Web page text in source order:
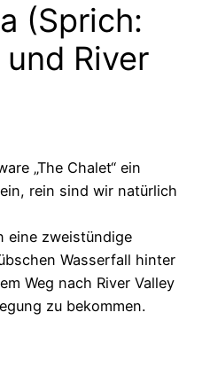
(Sprich:
River
„The Chalet“ ein
rein sind wir natürlich
eine zweistündige
Wasserfall hinter
Weg nach River Valley
zu bekommen.